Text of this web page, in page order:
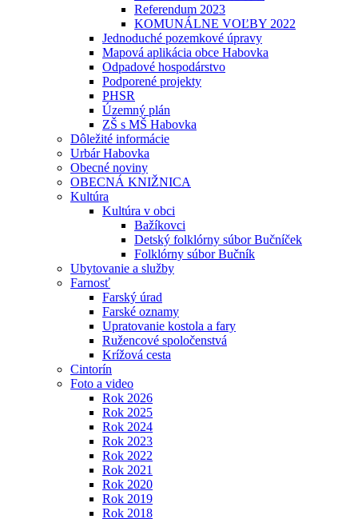
Referendum 2023
KOMUNÁLNE VOĽBY 2022
Jednoduché pozemkové úpravy
Mapová aplikácia obce Habovka
Odpadové hospodárstvo
Podporené projekty
PHSR
Územný plán
ZŠ s MŠ Habovka
Dôležité informácie
Urbár Habovka
Obecné noviny
OBECNÁ KNIŽNICA
Kultúra
Kultúra v obci
Bažíkovci
Detský folklórny súbor Bučníček
Folklórny súbor Bučník
Ubytovanie a služby
Farnosť
Farský úrad
Farské oznamy
Upratovanie kostola a fary
Ružencové spoločenstvá
Krížová cesta
Cintorín
Foto a video
Rok 2026
Rok 2025
Rok 2024
Rok 2023
Rok 2022
Rok 2021
Rok 2020
Rok 2019
Rok 2018